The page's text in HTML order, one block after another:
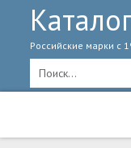
Российские марки с